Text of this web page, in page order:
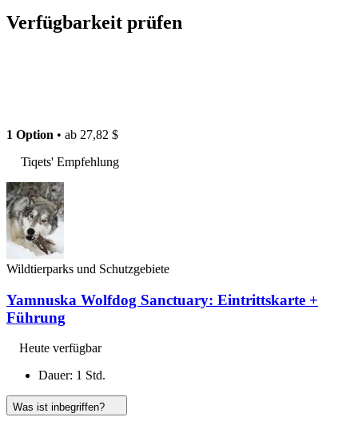
Verfügbarkeit prüfen
1 Option • ab 27,82 $
Tiqets' Empfehlung
Wildtierparks und Schutzgebiete
Yamnuska Wolfdog Sanctuary: Eintrittskarte +
Führung
Heute verfügbar
Dauer: 1 Std.
Was ist inbegriffen?